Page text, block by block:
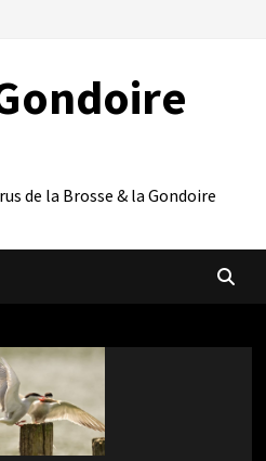
de la Brosse & la Gondoire